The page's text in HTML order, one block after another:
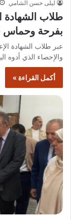
ليلى حسن الشامي
طلاب الشهادة
بفرحة وحماس
عبر طلاب الشهادة
والإحصاء الذي أدوه
أكمل القراءة »